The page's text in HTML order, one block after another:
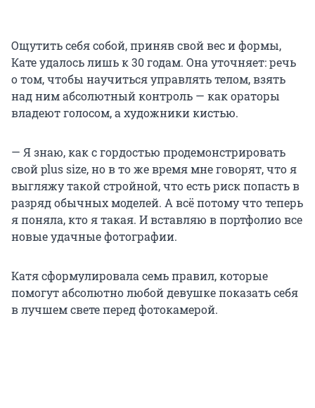
Ощутить себя собой, приняв свой вес и формы,
Кате удалось лишь к 30 годам. Она уточняет: речь
о том, чтобы научиться управлять телом, взять
над ним абсолютный контроль — как ораторы
владеют голосом, а художники кистью.
— Я знаю, как с гордостью продемонстрировать
свой plus size, но в то же время мне говорят, что я
выгляжу такой стройной, что есть риск попасть в
разряд обычных моделей. А всё потому что теперь
я поняла, кто я такая. И вставляю в портфолио все
новые удачные фотографии.
Катя сформулировала семь правил, которые
помогут абсолютно любой девушке показать себя
в лучшем свете перед фотокамерой.